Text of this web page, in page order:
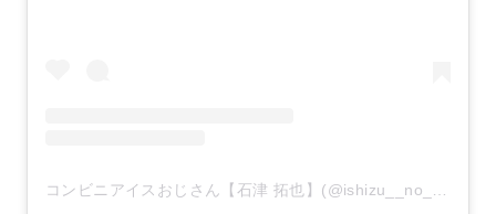
コンビニアイスおじさん【石津 拓也】(@ishizu__no__takusan)がシェアした投稿